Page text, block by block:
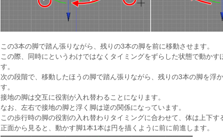
この3本の脚で踏ん張りながら、残りの3本の脚を前に移動させます。
この際、同時にというわけではなくタイミングをずらした状態で動かす
す。
次の段階で、移動したほうの脚で踏ん張りながら、残りの3本の脚を浮
す。
接地の脚は交互に役割が入れ替わることになります。
なお、左右で接地の脚と浮く脚は逆の関係になっています。
この歩行時の脚の役割の入れ替わりタイミングに合わせて、体は上下す
正面から見ると、動かす脚1本1本は円を描くように前に前進します。